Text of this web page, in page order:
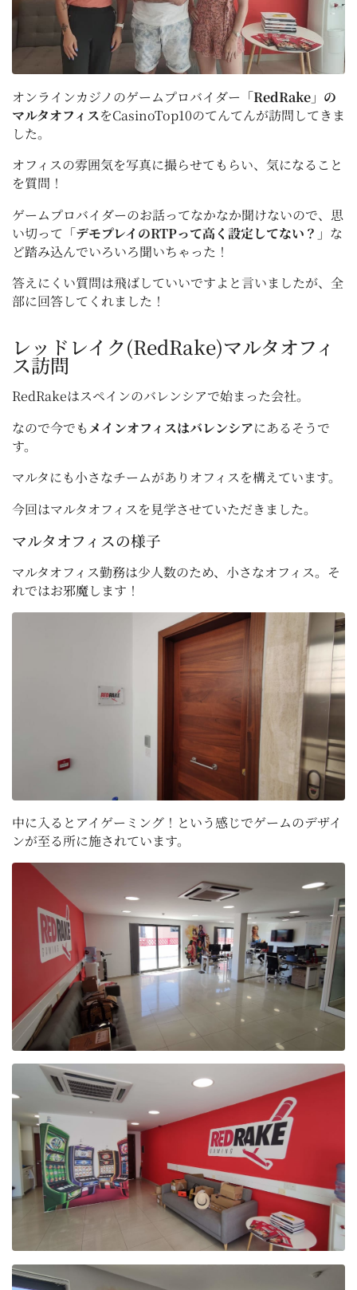
オンラインカジノのゲームプロバイダー 「RedRake」の
マルタオフィスをCasinoTop10のてんてんが訪問してきま
した。
オフィスの雰囲気を写真に撮らせてもらい、気になること
を質問！
ゲームプロバイダーのお話ってなかなか聞けないので、思
い切って 「デモプレイのRTPって高く設定してない？」 な
ど踏み込んでいろいろ聞いちゃった！
答えにくい質問は飛ばしていいですよと言いましたが、全
部に回答してくれました！
レッドレイク(RedRake)マルタオフィ
ス訪問
RedRakeはスペインのバレンシアで始まった会社。
なので今でも メインオフィスはバレンシアにあるそうで
す。
マルタにも小さなチームがありオフィスを構えています。
今回はマルタオフィスを見学させていただきました。
マルタオフィスの様子
マルタオフィス勤務は少人数のため、小さなオフィス。そ
れではお邪魔します！
中に入るとアイゲーミング！という感じでゲームのデザイ
ンが至る所に施されています。